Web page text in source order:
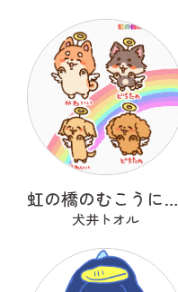
虹の橋のむこうにいるうちのこ
犬井トオル